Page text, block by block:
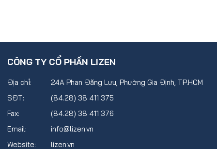
CÔNG TY CỔ PHẦN LIZEN
Địa chỉ:
24A Phan Đăng Lưu, Phường Gia Định, TP.HCM
SĐT:
(84.28) 38 411 375
Fax:
(84.28) 38 411 376
Email:
info@lizen.vn
Website:
lizen.vn